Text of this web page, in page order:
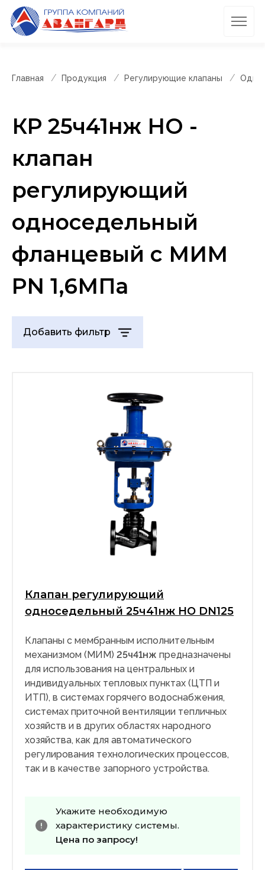
Главная Продукция Регулирующие клапаны
КР 25ч41нж НО -
клапан
регулирующий
односедельный
фланцевый с МИМ
PN 1,6МПа
Добавить фильтр
Клапан регулирующий
односедельный 25ч41нж НО DN125
Клапаны с мембранным исполнительным
механизмом (МИМ) 25ч41нж предназначены
для использования на центральных и
индивидуальных тепловых пунктах (ЦТП и
ИТП), в системах горячего водоснабжения,
системах приточной вентиляции тепличных
хозяйств и в других областях народного
хозяйства, как для автоматического
регулирования технологических процессов,
так и в качестве запорного устройства.
Укажите необходимую
характеристику системы.
Цена по запросу!